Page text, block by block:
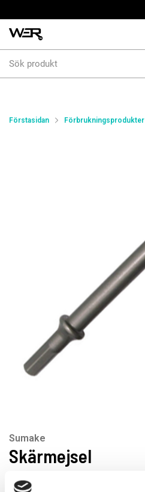
produkt
Förstasidan Förbrukningsprodukter
Sumake
Skärmejsel
Skärmejsel med HEX-fäste.